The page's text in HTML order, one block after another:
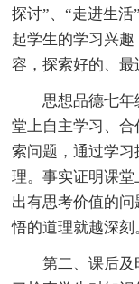
探讨”、“走进生活
起学生的学习兴
容，探索好的、最
思想品德七
堂上自主学习、
索问题，通过学
理。事实证明课
出有思考价值的
悟的道理就越深刻
第二、课后